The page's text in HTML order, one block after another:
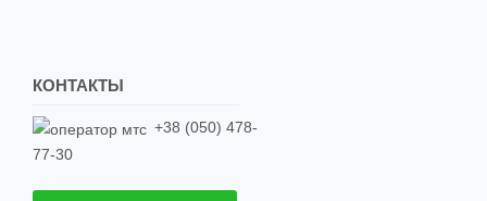
КОНТАКТЫ
+38 (050) 478-
77-30